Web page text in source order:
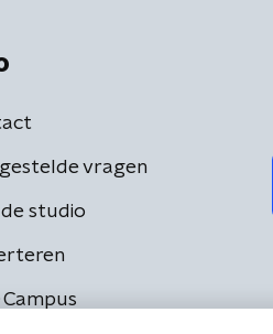
vragen
studio
Campus